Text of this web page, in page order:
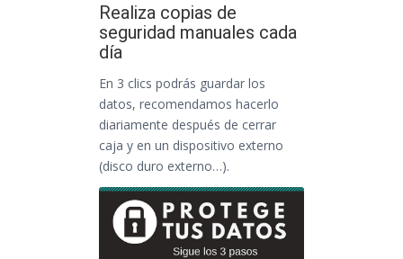
Realiza copias de
seguridad manuales cada
día
En 3 clics podrás guardar los
datos, recomendamos hacerlo
diariamente después de cerrar
caja y en un dispositivo externo
(disco duro externo…).